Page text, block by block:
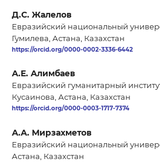
Д.С. Жалелов
Евразийский национальный
Гумилева, Астана, Казахстан
https://orcid.org/0000-0002-3336-6442
А.Е. Алимбаев
Евразийский гуманитарный
Кусаинова, Астана, Казахстан
https://orcid.org/0000-0003-1717-7374
А.А. Мирзахметов
Евразийский национальный
Астана, Казахстан